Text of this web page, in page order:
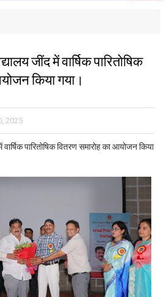
जींद में वार्षिक पारितोषिक
किया गया।
2025
वार्षिक पारितोषिक वितरण समारोह का आयोजन किया